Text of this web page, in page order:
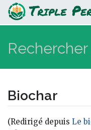
Biochar
Biochar
(Redirigé depuis Le